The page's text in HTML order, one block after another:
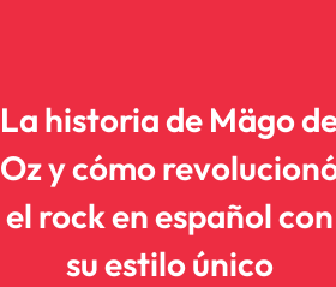
La historia de Mägo
Oz y cómo
el rock en español con
su estilo único